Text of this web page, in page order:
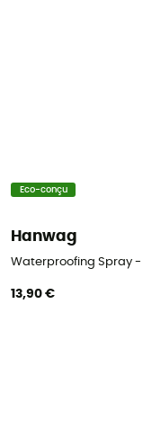
Eco-conçu
Hanwag
Waterproofing Spray
13,90 €